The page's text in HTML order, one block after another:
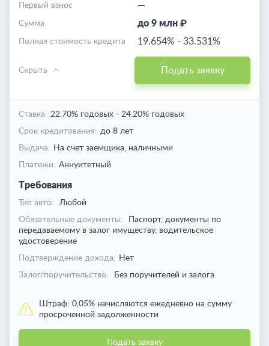
—
Первый взнос
до 9 млн ₽
Cумма
19.654% - 33.531%
Полная стоимость кредита
Подать заявку
Скрыть
Ставка: 22.70% годовых - 24.20% годовых
Срок кредитования: до 8 лет
Выдача: На счет заемщика, наличными
Платежи: Аннуитетный
Требования
Тип авто:
Любой
Обязательные документы:
Паспорт, документы по
передаваемому в залог имуществу, водительское
удостоверение
Подтверждение дохода: Нет
Залог/поручительство:
Без поручителей и залога
Штраф: 0,05% начисляются ежедневно на сумму
просроченной задолженности
Подать заявку